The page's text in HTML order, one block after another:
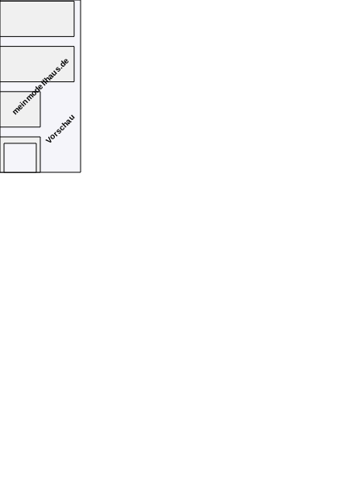
meinmodellhaus.de
Vorschau